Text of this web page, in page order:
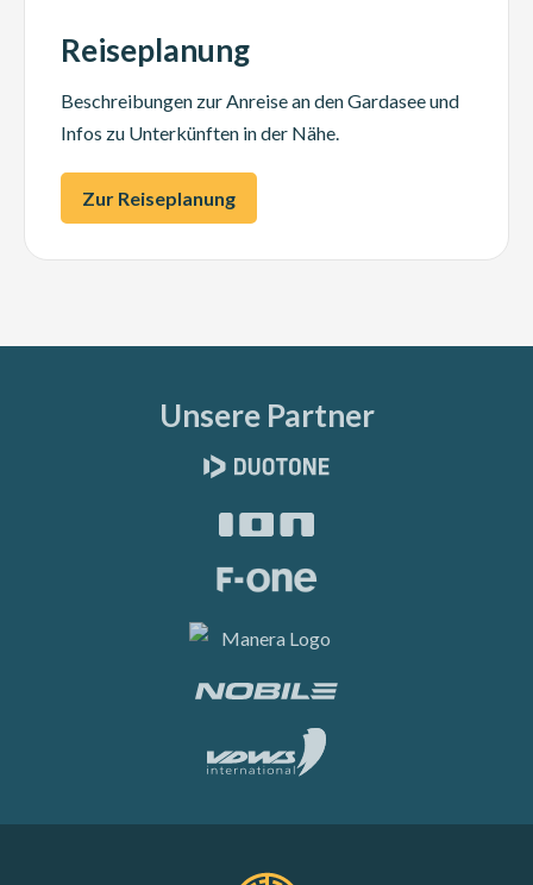
Reiseplanung
Beschreibungen zur Anreise an den Gardasee und
Infos zu Unterkünften in der Nähe.
Zur Reiseplanung
Unsere Partner